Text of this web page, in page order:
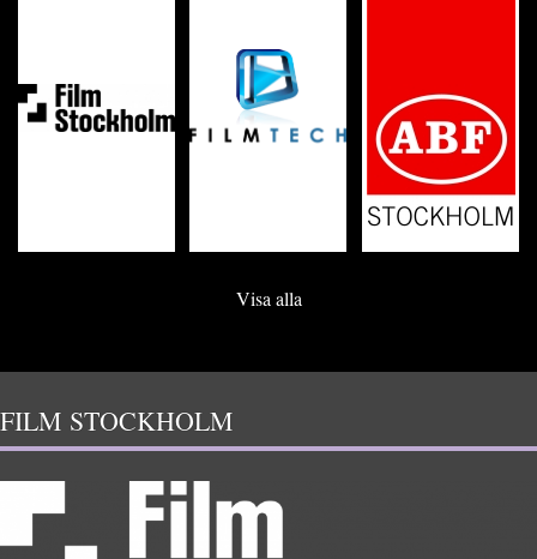
Visa alla
FILM STOCKHOLM